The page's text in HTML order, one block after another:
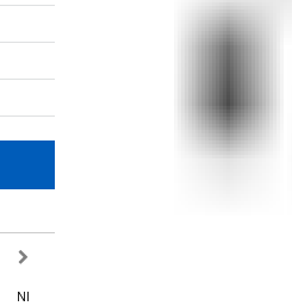
następny miesiąc
NI